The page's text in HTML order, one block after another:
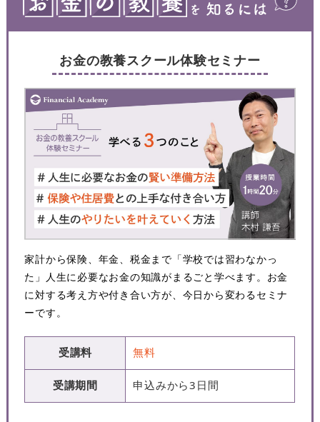
お金の教養スクール体験セミナー
家計から保険、年金、税金まで「学校では習わなかっ
た」人生に必要なお金の知識がまるごと学べます。お金
に対する考え方や付き合い方が、今日から変わるセミナ
ーです。
受講料 無料
受講期間 申込みから3日間